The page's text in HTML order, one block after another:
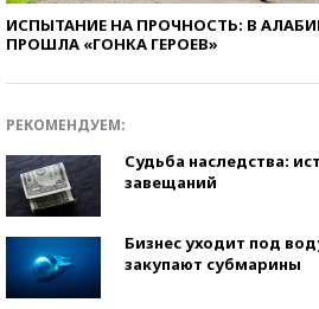
ИСПЫТАНИЕ НА ПРОЧНОСТЬ: В
ПРОШЛА «ГОНКА ГЕРОЕВ»
РЕКОМЕНДУЕМ:
Судьба наследства:
завещаний
Бизнес уходит под
закупают субмарины